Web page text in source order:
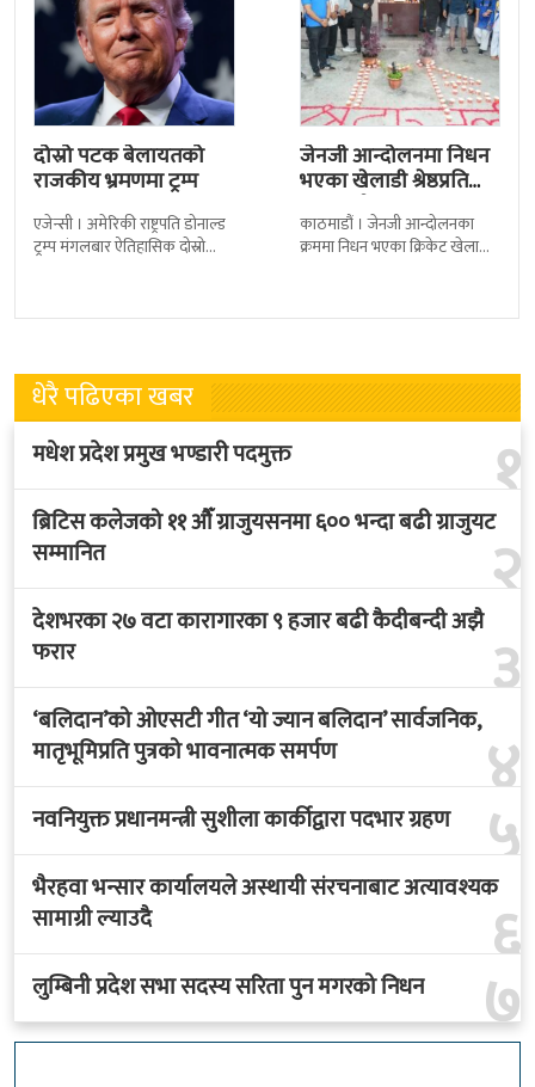
दोस्रो पटक बेलायतको
राजकीय भ्रमणमा ट्रम्प
एजेन्सी । अमेरिकी राष्ट्रपति डोनाल्ड
ट्रम्प मंगलबार ऐतिहासिक दोस्रो
बेलायत सरकारले
जेनजी आन्दोलनमा निधन
भएका खेलाडी श्रेष्ठप्रति
श्रद्धाञ्जली
काठमाडौं । जेनजी आन्दोलनका
क्रममा निधन भएका क्रिकेट खेलाडी
त्रिपुरेश्वरस्थीत राष्ट्रिय खेलकुद
धेरै पढिएका खबर
१
मधेश प्रदेश प्रमुख भण्डारी पदमुक्त
२
ब्रिटिस कलेजको ११ औँ ग्राजुयसनमा ६०० भन्दा बढी ग्राजुयट
सम्मानित
३
देशभरका २७ वटा कारागारका ९ हजार बढी कैदीबन्दी अझै
फरार
४
‘बलिदान’को ओएसटी गीत ‘यो ज्यान बलिदान’ सार्वजनिक,
मातृभूमिप्रति पुत्रको भावनात्मक समर्पण
५
नवनियुक्त प्रधानमन्त्री सुशीला कार्कीद्वारा पदभार ग्रहण
६
भैरहवा भन्सार कार्यालयले अस्थायी संरचनाबाट अत्यावश्यक
सामाग्री ल्याउदै
७
लुम्बिनी प्रदेश सभा सदस्य सरिता पुन मगरको निधन